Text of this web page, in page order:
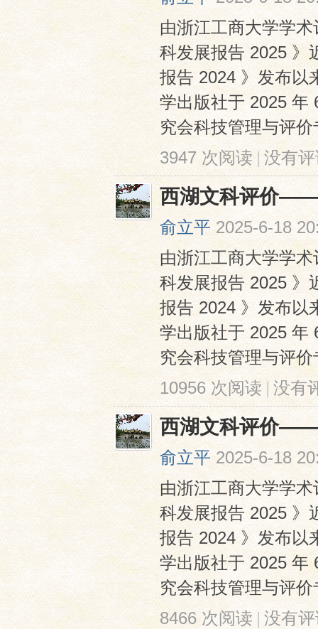
由浙江工商大学学
科发展报告 2025 》
报告 2024 》发布以
学出版社于 2025 年
究会科技管理与评
3947 次阅读 |没有
西湖文科评价——
俞立平 2025-6-18
由浙江工商大学学
科发展报告 2025 》
报告 2024 》发布以
学出版社于 2025 年
究会科技管理与评
10956 次阅读 | 没有
西湖文科评价——
俞立平 2025-6-18
由浙江工商大学学
科发展报告 2025 》
报告 2024 》发布以
学出版社于 2025 年
究会科技管理与评
8466 次阅读 | 没有